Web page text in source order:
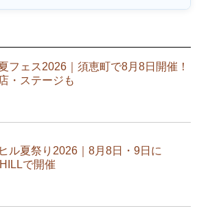
フェス2026｜須恵町で8月8日開催！
・ステージも
ル夏祭り2026｜8月8日・9日に
で開催